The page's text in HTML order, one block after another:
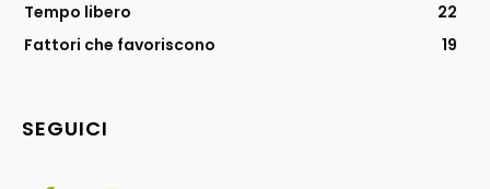
Tempo libero
22
Fattori che favoriscono
19
SEGUICI